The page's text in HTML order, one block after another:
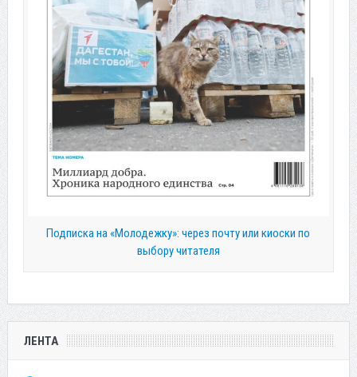
Подписка на «Молодежку»: через почту или киоски по
выбору читателя
ЛЕНТА